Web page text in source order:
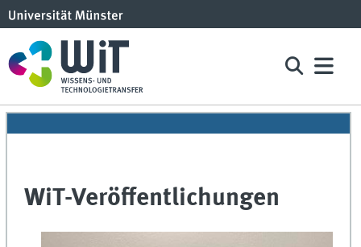
WiT-Veröffentlichungen